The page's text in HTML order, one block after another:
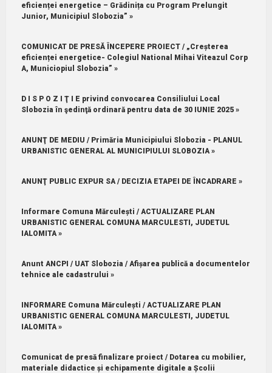
eficienței energetice – Grădinița cu Program Prelungit
Junior, Municipiul Slobozia” »
COMUNICAT DE PRESĂ ÎNCEPERE PROIECT / „Creșterea
eficienței energetice- Colegiul National Mihai Viteazul Corp
A, Municiopiul Slobozia” »
D I S P O Z I Ţ I E privind convocarea Consiliului Local
Slobozia în şedinţă ordinară pentru data de 30 IUNIE 2025 »
ANUNŢ DE MEDIU / Primăria Municipiului Slobozia - PLANUL
URBANISTIC GENERAL AL MUNICIPIULUI SLOBOZIA »
ANUNŢ PUBLIC EXPUR SA / DECIZIA ETAPEI DE ÎNCADRARE »
Informare Comuna Mărculești / ACTUALIZARE PLAN
URBANISTIC GENERAL COMUNA MARCULESTI, JUDETUL
IALOMITA »
Anunt ANCPI / UAT Slobozia / Afișarea publică a documentelor
tehnice ale cadastrului »
INFORMARE Comuna Mărculești / ACTUALIZARE PLAN
URBANISTIC GENERAL COMUNA MARCULESTI, JUDETUL
IALOMITA »
Comunicat de presă finalizare proiect / Dotarea cu mobilier,
materiale didactice și echipamente digitale a Școlii